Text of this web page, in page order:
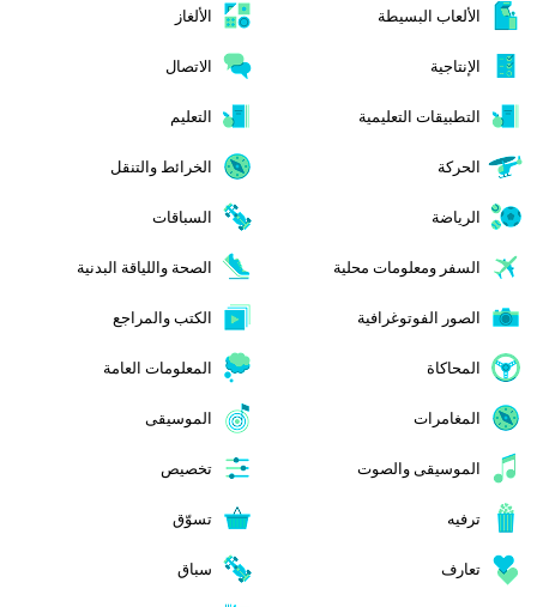
الألعاب البسيطة الألغاز
الإنتاجية الاتصال
التطبيقات التعليمية التعليم
الحركة الخرائط والتنقل
الرياضة السباقات
السفر ومعلومات محلية الصحة واللياقة البدنية
الصور الفوتوغرافية الكتب والمراجع
المحاكاة المعلومات العامة
المغامرات الموسيقى
الموسيقى والصوت تخصيص
ترفيه تسوّق
تعارف سباق